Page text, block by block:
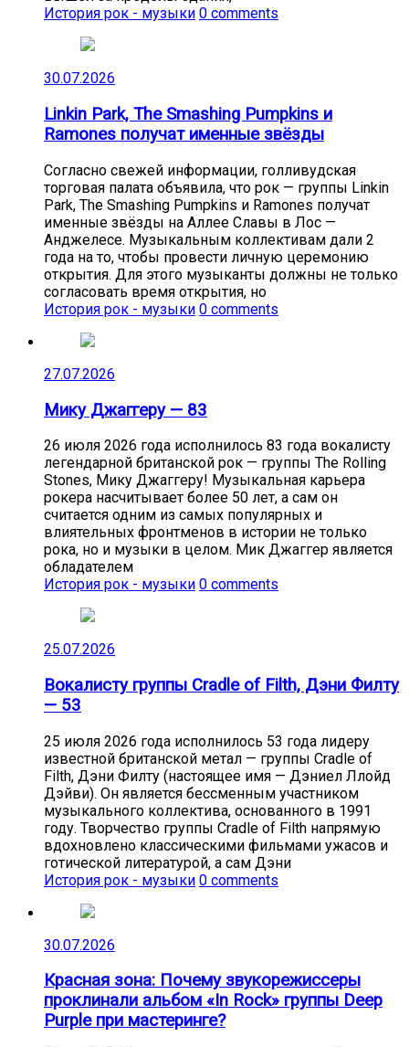
История рок - музыки 0 comments
30.07.2026
Linkin Park, The Smashing Pumpkins и
Ramones получат именные звёзды
Согласно свежей информации, голливудская
торговая палата объявила, что рок — группы Linkin
Park, The Smashing Pumpkins и Ramones получат
именные звёзды на Аллее Славы в Лос —
Анджелесе. Музыкальным коллективам дали 2
года на то, чтобы провести личную церемонию
открытия. Для этого музыканты должны не только
согласовать время открытия, но
История рок - музыки 0 comments
27.07.2026
Мику Джаггеру — 83
26 июля 2026 года исполнилось 83 года вокалисту
легендарной британской рок — группы The Rolling
Stones, Мику Джаггеру! Музыкальная карьера
рокера насчитывает более 50 лет, а сам он
считается одним из самых популярных и
влиятельных фронтменов в истории не только
рока, но и музыки в целом. Мик Джаггер является
обладателем
История рок - музыки 0 comments
25.07.2026
Вокалисту группы Cradle of Filth, Дэни Филту
— 53
25 июля 2026 года исполнилось 53 года лидеру
известной британской метал — группы Cradle of
Filth, Дэни Филту (настоящее имя — Дэниел Ллойд
Дэйви). Он является бессменным участником
музыкального коллектива, основанного в 1991
году. Творчество группы Cradle of Filth напрямую
вдохновлено классическими фильмами ужасов и
готической литературой, а сам Дэни
История рок - музыки 0 comments
30.07.2026
Красная зона: Почему звукорежиссеры
проклинали альбом «In Rock» группы Deep
Purple при мастеринге?